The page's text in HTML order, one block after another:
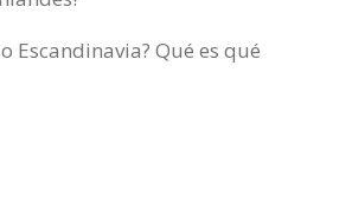
Escandinavia? Qué es qué